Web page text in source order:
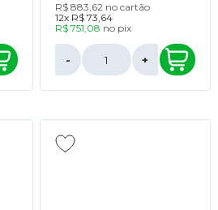
R$ 883,62 no cartão
12x R$ 73,64
R$ 751,08 no pix
- +